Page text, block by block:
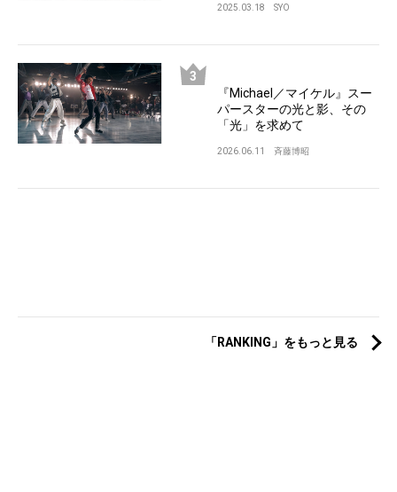
2025.03.18 SYO
『Michael／マイケル』スー
パースターの光と影、その
「光」を求めて
2026.06.11 斉藤博昭
「RANKING」をもっと見る